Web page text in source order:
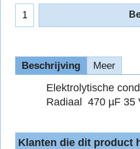
Beschrijving Meer
Elektrolytische
Radiaal 470 µF 35
Klanten die dit product